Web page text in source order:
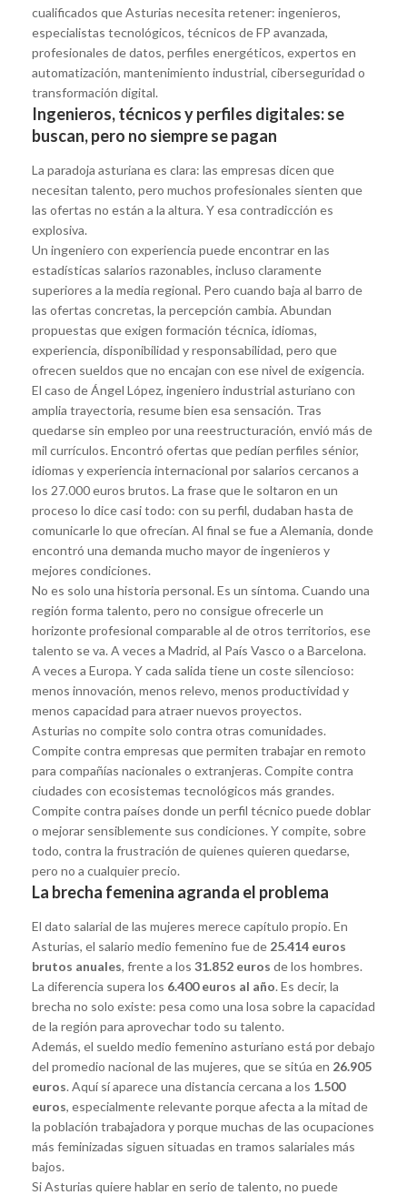
cualificados que Asturias necesita retener: ingenieros,
especialistas tecnológicos, técnicos de FP avanzada,
profesionales de datos, perfiles energéticos, expertos en
automatización, mantenimiento industrial, ciberseguridad o
transformación digital.
Ingenieros, técnicos y perfiles digitales: se
buscan, pero no siempre se pagan
La paradoja asturiana es clara: las empresas dicen que
necesitan talento, pero muchos profesionales sienten que
las ofertas no están a la altura. Y esa contradicción es
explosiva.
Un ingeniero con experiencia puede encontrar en las
estadísticas salarios razonables, incluso claramente
superiores a la media regional. Pero cuando baja al barro de
las ofertas concretas, la percepción cambia. Abundan
propuestas que exigen formación técnica, idiomas,
experiencia, disponibilidad y responsabilidad, pero que
ofrecen sueldos que no encajan con ese nivel de exigencia.
El caso de Ángel López, ingeniero industrial asturiano con
amplia trayectoria, resume bien esa sensación. Tras
quedarse sin empleo por una reestructuración, envió más de
mil currículos. Encontró ofertas que pedían perfiles sénior,
idiomas y experiencia internacional por salarios cercanos a
los 27.000 euros brutos. La frase que le soltaron en un
proceso lo dice casi todo: con su perfil, dudaban hasta de
comunicarle lo que ofrecían. Al final se fue a Alemania, donde
encontró una demanda mucho mayor de ingenieros y
mejores condiciones.
No es solo una historia personal. Es un síntoma. Cuando una
región forma talento, pero no consigue ofrecerle un
horizonte profesional comparable al de otros territorios, ese
talento se va. A veces a Madrid, al País Vasco o a Barcelona.
A veces a Europa. Y cada salida tiene un coste silencioso:
menos innovación, menos relevo, menos productividad y
menos capacidad para atraer nuevos proyectos.
Asturias no compite solo contra otras comunidades.
Compite contra empresas que permiten trabajar en remoto
para compañías nacionales o extranjeras. Compite contra
ciudades con ecosistemas tecnológicos más grandes.
Compite contra países donde un perfil técnico puede doblar
o mejorar sensiblemente sus condiciones. Y compite, sobre
todo, contra la frustración de quienes quieren quedarse,
pero no a cualquier precio.
La brecha femenina agranda el problema
El dato salarial de las mujeres merece capítulo propio. En
Asturias, el salario medio femenino fue de 25.414 euros
brutos anuales, frente a los 31.852 euros de los hombres.
La diferencia supera los 6.400 euros al año. Es decir, la
brecha no solo existe: pesa como una losa sobre la capacidad
de la región para aprovechar todo su talento.
Además, el sueldo medio femenino asturiano está por debajo
del promedio nacional de las mujeres, que se sitúa en 26.905
euros. Aquí sí aparece una distancia cercana a los 1.500
euros, especialmente relevante porque afecta a la mitad de
la población trabajadora y porque muchas de las ocupaciones
más feminizadas siguen situadas en tramos salariales más
bajos.
Si Asturias quiere hablar en serio de talento, no puede